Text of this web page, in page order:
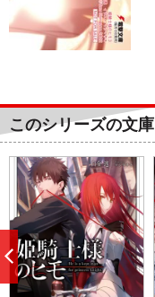
このシリーズの文庫
前
へ